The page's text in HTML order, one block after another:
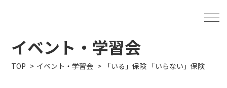
イベント・学習会
TOP イベント・学習会 「いる」保険 「いらない」保険